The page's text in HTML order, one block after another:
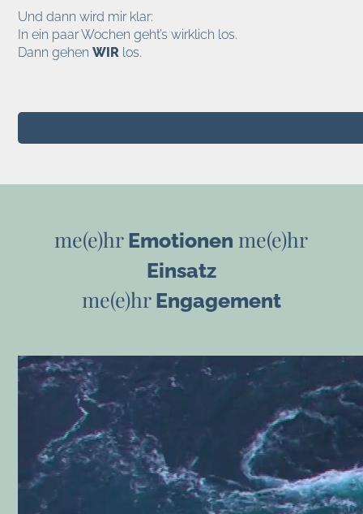
Und dann wird mir klar:
In ein paar Wochen geht’s wirklich los.
Dann gehenWIR los.
me(e)hr Emotionen me(e)hr
Einsatz
me(e)hr Engagement